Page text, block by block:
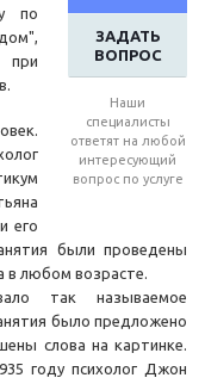
ЗАДАТЬ
ВОПРОС
Наши
специалисты
ответят на любой
интересующий
вопрос по услуге
по
его
были проведены
в любом возрасте.
так называемое
было предложено
слова на картинке.
году психолог Джон